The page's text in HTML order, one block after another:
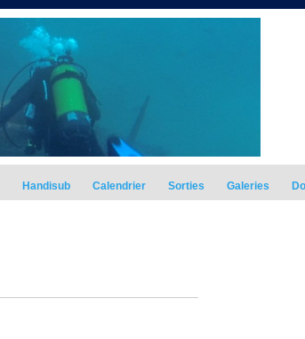
Handisub Calendrier Sorties Galeries